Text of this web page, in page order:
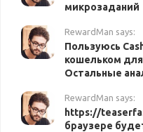
микрозаданий
RewardMan says:
Пользуюсь
кошельком
Остальные
RewardMan says:
https://
браузере